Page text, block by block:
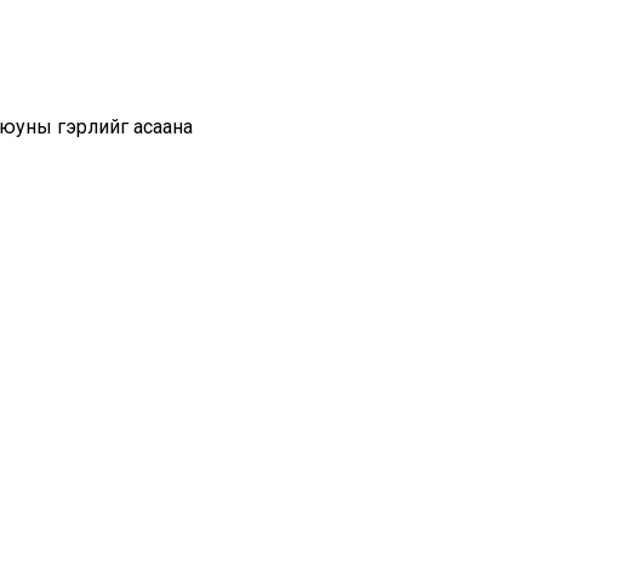
гэрлийг асаана